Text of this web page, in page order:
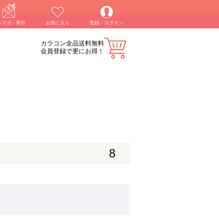
マガ・割引 お気に入り 登録・ログイン
カラコン全品送料無料
会員登録で更にお得！
8